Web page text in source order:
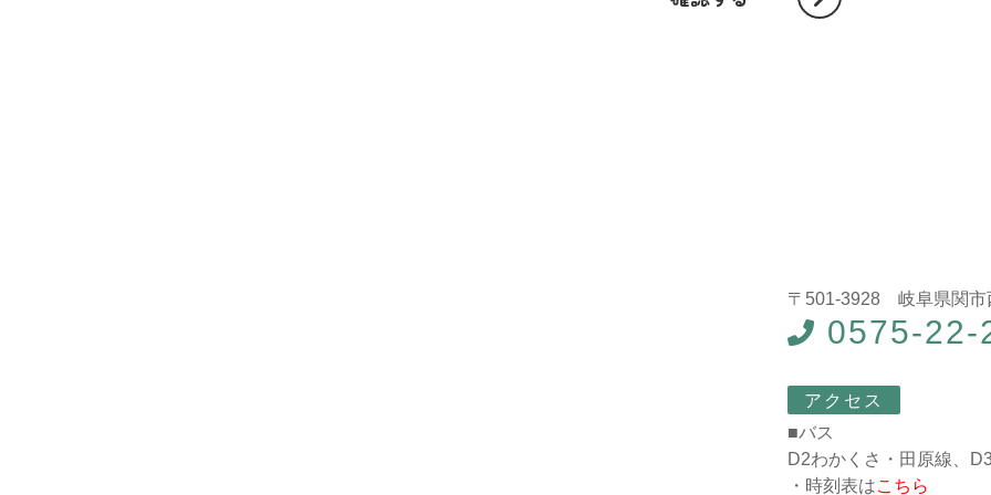
〒501-3928 岐阜県関市
0575-22-
アクセス
■バス
D2わかくさ・田原線、
・時刻表はこちら